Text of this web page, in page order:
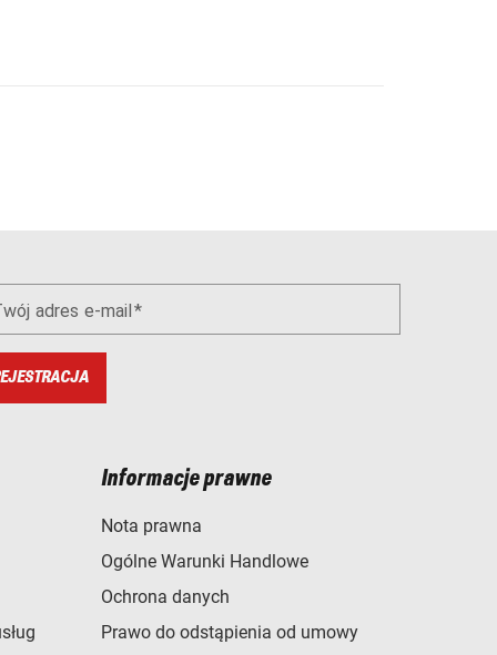
adres e-mail
Informacje prawne
Nota prawna
Ogólne Warunki Handlowe
Ochrona danych
Prawo do odstąpienia od umowy